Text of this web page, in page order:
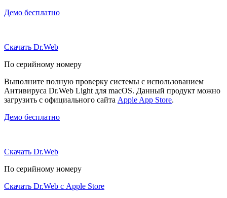
Демо бесплатно
Скачать Dr.Web
По серийному номеру
Выполните полную проверку системы с использованием
Антивируса Dr.Web Light для macOS. Данный продукт можно
загрузить с официального сайта Apple App Store.
Демо бесплатно
Скачать Dr.Web
По серийному номеру
Скачать Dr.Web с Apple Store